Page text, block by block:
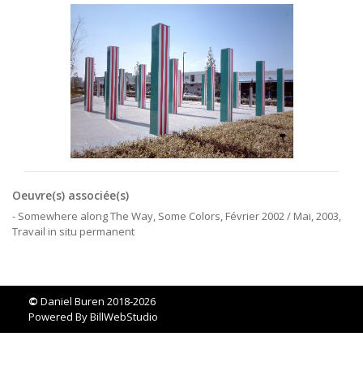
Oeuvre(s) associée(s)
- Somewhere along The Way, Some Colors, Février 2002 / Mai, 2003,
Travail in situ permanent
© Daniel Buren 2018-2026
Powered ByBillWebStudio